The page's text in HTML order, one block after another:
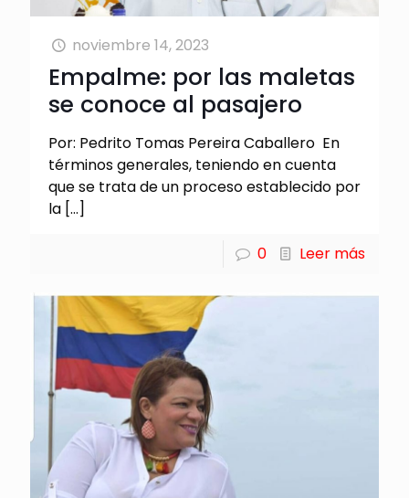
noviembre 14, 2023
Empalme: por las maletas
se conoce al pasajero
Por: Pedrito Tomas Pereira Caballero En
términos generales, teniendo en cuenta
que se trata de un proceso establecido por
la […]
0 Leer más